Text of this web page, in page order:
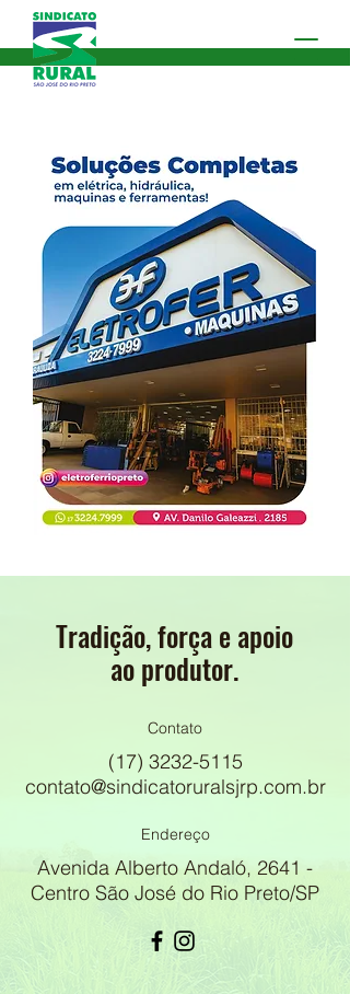
Tradição, força e apoio
ao produtor.
Contato
(17) 3232-5115
contato@sindicatoruralsjrp.com.br
Endereço
Avenida Alberto Andaló, 2641 -
Centro São José do Rio Preto/SP